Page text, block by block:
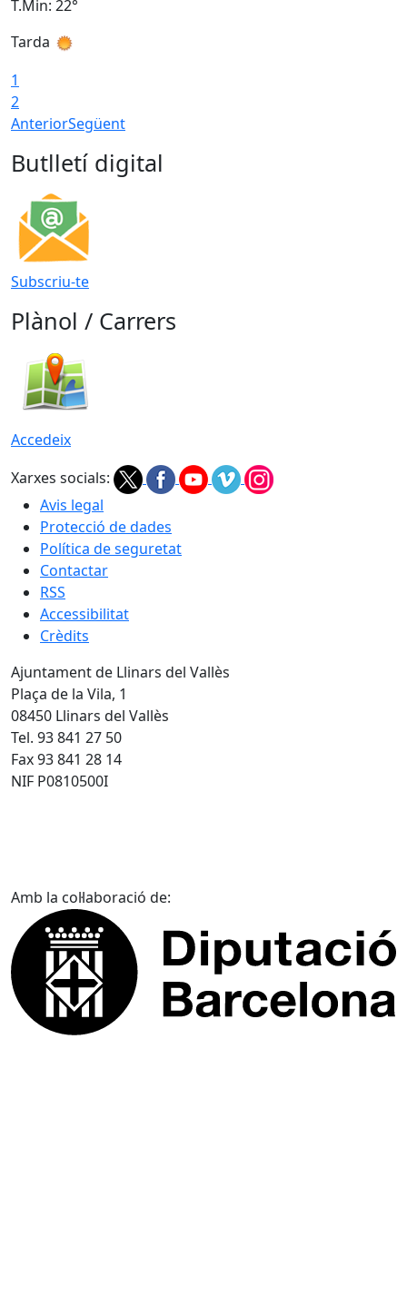
T.Min: 22°
Tarda
1
2
AnteriorSegüent
Butlletí digital
Subscriu-te
Plànol / Carrers
Accedeix
Xarxes socials:
Avis legal
Protecció de dades
Política de seguretat
Contactar
RSS
Accessibilitat
Crèdits
Ajuntament de Llinars del Vallès
Plaça de la Vila, 1
08450 Llinars del Vallès
Tel. 93 841 27 50
Fax 93 841 28 14
NIF P0810500I
Amb la col·laboració de: